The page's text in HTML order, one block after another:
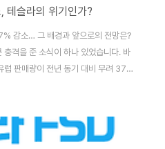
테슬라의 위기인가?
감소… 그 배경과 앞으로의 전망은?
격을 준 소식이 하나 있었습니다. 바
럽 판매량이 전년 동기 대비 무려 37%
수요는 계속해서 성장하고 있음에도
매량 감소의 원인과 유럽 전기차 시장
어보겠습니다.유럽 시장에서 드러난